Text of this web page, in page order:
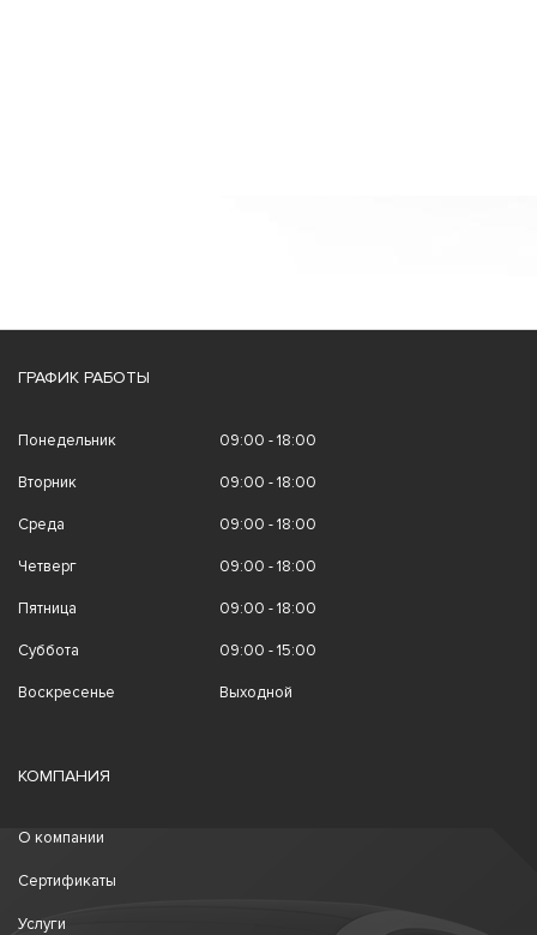
ГРАФИК РАБОТЫ
Понедельник 09:00 - 18:00
Вторник 09:00 - 18:00
Среда 09:00 - 18:00
Четверг 09:00 - 18:00
Пятница 09:00 - 18:00
Суббота 09:00 - 15:00
Воскресенье Выходной
КОМПАНИЯ
О компании
Сертификаты
Услуги